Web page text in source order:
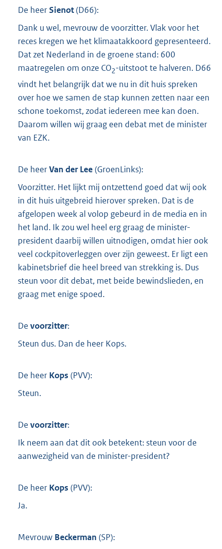
De heerSienot(D66):
Dank u wel, mevrouw de voorzitter. Vlak voor het
reces kregen we het klimaatakkoord gepresenteerd.
Dat zet Nederland in de groene stand: 600
maatregelen om onze CO2-uitstoot te halveren. D66
vindt het belangrijk dat we nu in dit huis spreken
over hoe we samen de stap kunnen zetten naar een
schone toekomst, zodat iedereen mee kan doen.
Daarom willen wij graag een debat met de minister
van EZK.
De heerVan der Lee(GroenLinks):
Voorzitter. Het lijkt mij ontzettend goed dat wij ook
in dit huis uitgebreid hierover spreken. Dat is de
afgelopen week al volop gebeurd in de media en in
het land. Ik zou wel heel erg graag de minister-
president daarbij willen uitnodigen, omdat hier ook
veel cockpitoverleggen over zijn geweest. Er ligt een
kabinetsbrief die heel breed van strekking is. Dus
steun voor dit debat, met beide bewindslieden, en
graag met enige spoed.
De voorzitter:
Steun dus. Dan de heer Kops.
De heer Kops (PVV):
Steun.
De voorzitter:
Ik neem aan dat dit ook betekent: steun voor de
aanwezigheid van de minister-president?
De heer Kops (PVV):
Ja.
Mevrouw Beckerman (SP):